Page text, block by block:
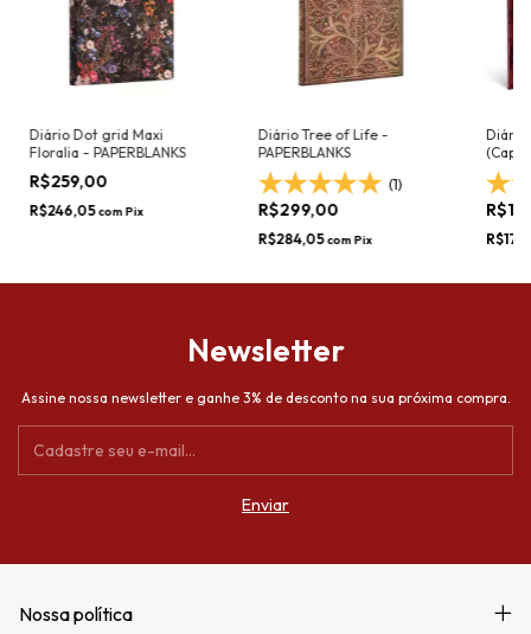
Diário Dot grid Maxi
Floralia - PAPERBLANKS
R$259,00
R$246,05com Pix
Diário Tree of Life -
PAPERBLANKS
(1)
R$299,00
R$284,05com Pix
Diário
(Capa
Newsletter
Assine nossa newsletter e ganhe 3% de desconto na sua próxima compra.
Nossa política